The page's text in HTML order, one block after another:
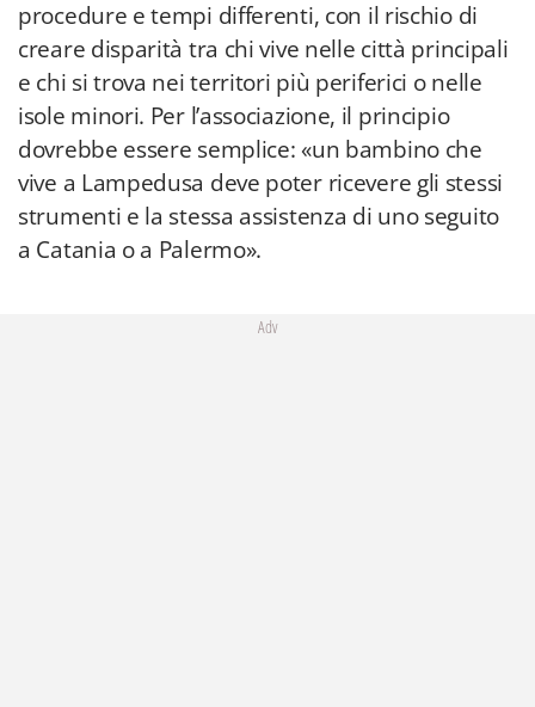
procedure e tempi differenti, con il rischio di
creare disparità tra chi vive nelle città principali
e chi si trova nei territori più periferici o nelle
isole minori. Per l’associazione, il principio
dovrebbe essere semplice: «un bambino che
vive a Lampedusa deve poter ricevere gli stessi
strumenti e la stessa assistenza di uno seguito
a Catania o a Palermo».
Adv